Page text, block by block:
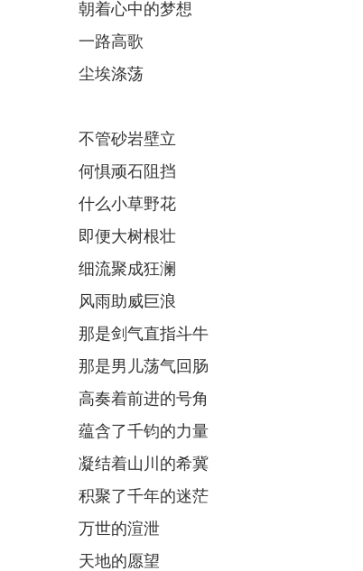
朝着心中的梦想
一路高歌
尘埃涤荡
不管砂岩壁立
何惧顽石阻挡
什么小草野花
即便大树根壮
细流聚成狂澜
风雨助威巨浪
那是剑气直指斗牛
那是男儿荡气回肠
高奏着前进的号角
蕴含了千钧的力量
凝结着山川的希冀
积聚了千年的迷茫
万世的渲泄
天地的愿望